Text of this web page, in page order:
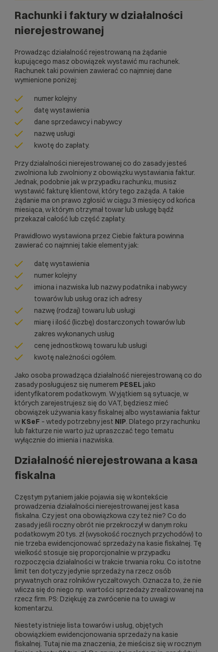
Rachunki i faktury w działalności
nierejestrowanej
Prowadząc działalność rejestrowaną na żądanie
kupującego masz obowiązek wystawić mu rachunek.
Rachunek taki powinien zawierać co najmniej dane
wymienione poniżej:
numer kolejny
datę wystawienia
dane sprzedawcy i nabywcy
nazwę usługi
kwotę do zapłaty.
Przy działalności nierejestrowanej co do zasady jesteś
zwolniona lub zwolniony z obowiązku wystawiania faktur.
Jednak, podobnie jak w przypadku rachunku, musisz
wystawić fakturę klientowi, który tego zażąda. A takie
żądanie ma on prawo zgłosić w ciągu 3 miesięcy od końca
miesiąca, w którym otrzymał towar lub usługę bądź
przekazał całość lub część zapłaty.
Prawidłowo wystawiona przez Ciebie faktura powinna
zawierać co najmniej takie elementy jak:
datę wystawienia
numer kolejny
imiona i nazwiska lub nazwy podatnika i nabywcy
towarów lub usług oraz ich adresy
nazwę (rodzaj) towaru lub usługi
miarę i ilość (liczbę) dostarczonych towarów lub
zakres wykonanych usług
cenę jednostkową towaru lub usługi
kwotę należności ogółem.
Jako osoba prowadząca działalność nierejestrowaną co do
zasady posługujesz się numerem PESEL jako
identyfikatorem podatkowym. Wyjątkiem są sytuacje, w
których zarejestrujesz się do VAT, będziesz mieć
obowiązek używania kasy fiskalnej albo wystawiania faktur
w KSeF – wtedy potrzebny jest NIP. Dlatego przy rachunku
lub fakturze nie warto już upraszczać tego tematu
wyłącznie do imienia i nazwiska.
Działalność nierejestrowana a kasa
fiskalna
Częstym pytaniem jakie pojawia się w kontekście
prowadzenia działalności nierejestrowanej jest kasa
fiskalna. Czy jest ona obowiązkowa czy też nie? Co do
zasady jeśli roczny obrót nie przekroczył w danym roku
podatkowym 20 tys. zł (wysokość rocznych przychodów) to
nie trzeba ewidencjonować sprzedaży na kasie fiskalnej. Tę
wielkość stosuje się proporcjonalnie w przypadku
rozpoczęcia działalności w trakcie trwania roku. Co istotne
limit ten dotyczy jedynie sprzedaży na rzecz osób
prywatnych oraz rolników ryczałtowych. Oznacza to, że nie
wlicza się do niego np. wartości sprzedaży zrealizowanej na
rzecz firm. PS: Dziękuję za zwrócenie na to uwagi w
komentarzu.
Niestety istnieje lista towarów i usług, objętych
obowiązkiem ewidencjonowania sprzedaży na kasie
fiskalnej. Tutaj nie ma znaczenia, że mieścisz się w rocznym